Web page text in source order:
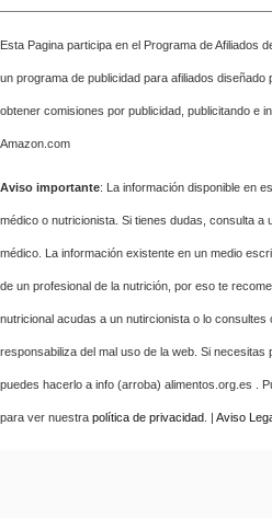
Esta Pagina participa en el Programa de Afiliados
un programa de publicidad para afiliados
obtener comisiones por publicidad, publicitando e
Amazon.com
Aviso importante: La información disponible en
médico o nutricionista. Si tienes dudas, consulta a
médico. La información existente en un medio
de un profesional de la nutrición, por eso te
nutricional acudas a un nutircionista o lo
responsabiliza del mal uso de la web. Si necesitas
puedes hacerlo a info (arroba) alimentos.org.es .
para ver nuestra política de privacidad . | Aviso